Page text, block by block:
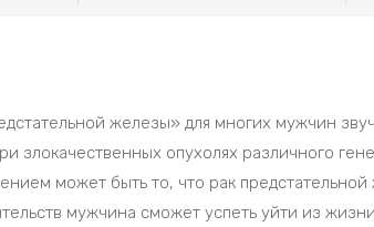
железы» для многих мужчин
злокачественных опухолях различного
может быть то, что рак
мужчина сможет успеть уйти из